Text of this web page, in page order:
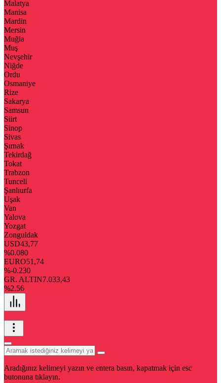
Malatya
Manisa
Mardin
Mersin
Muğla
Muş
Nevşehir
Niğde
Ordu
Osmaniye
Rize
Sakarya
Samsun
Siirt
Sinop
Sivas
Şırnak
Tekirdağ
Tokat
Trabzon
Tunceli
Şanlıurfa
Uşak
Van
Yalova
Yozgat
Zonguldak
USD43,77
%0.080
EURO51,74
%-0.230
GR. ALTIN7.033,43
%2.56
Aradığınız kelimeyi yazın ve entera basın, kapatmak için esc
butonuna tıklayın.